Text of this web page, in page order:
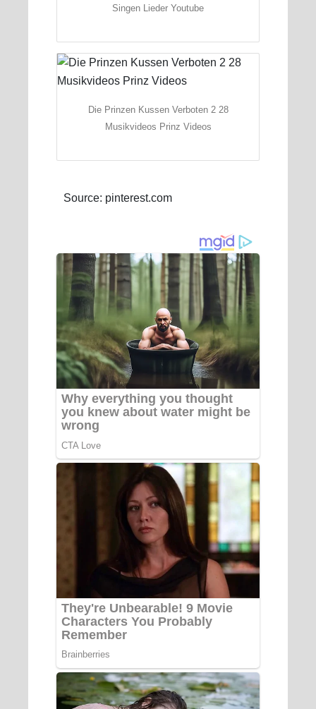
Singen Lieder Youtube
Die Prinzen Kussen Verboten 2 28
Musikvideos Prinz Videos
Source: pinterest.com